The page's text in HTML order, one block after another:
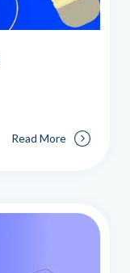
Read More